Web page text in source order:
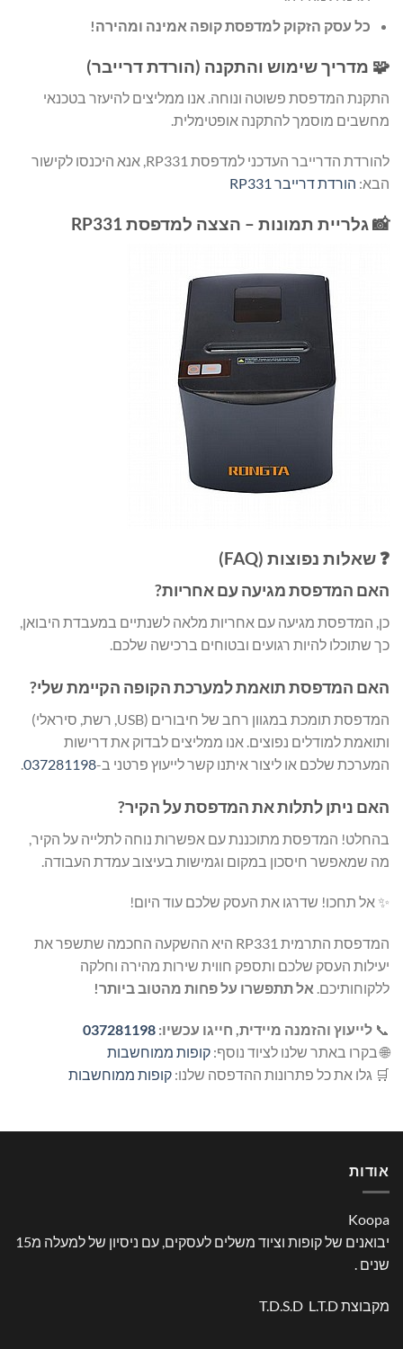
כל עסק הזקוק למדפסת קופה אמינה ומהירה!
🧩 מדריך שימוש והתקנה (הורדת דרייבר)
התקנת המדפסת פשוטה ונוחה. אנו ממליצים להיעזר בטכנאי
מחשבים מוסמך להתקנה אופטימלית.
להורדת הדרייבר העדכני למדפסת RP331, אנא היכנסו לקישור
הבא: הורדת דרייבר RP331
📸 גלריית תמונות – הצצה למדפסת RP331
❓ שאלות נפוצות (FAQ)
האם המדפסת מגיעה עם אחריות?
כן, המדפסת מגיעה עם אחריות מלאה לשנתיים במעבדת היבואן,
כך שתוכלו להיות רגועים ובטוחים ברכישה שלכם.
האם המדפסת תואמת למערכת הקופה הקיימת שלי?
המדפסת תומכת במגוון רחב של חיבורים (USB, רשת, סיראלי)
ותואמת למודלים נפוצים. אנו ממליצים לבדוק את דרישות
המערכת שלכם או ליצור איתנו קשר לייעוץ פרטני ב-037281198
.
האם ניתן לתלות את המדפסת על הקיר?
בהחלט! המדפסת מתוכננת עם אפשרות נוחה לתלייה על הקיר,
מה שמאפשר חיסכון במקום וגמישות בעיצוב עמדת העבודה.
✨ אל תחכו! שדרגו את העסק שלכם עוד היום!
המדפסת התרמית RP331 היא ההשקעה החכמה שתשפר את
יעילות העסק שלכם ותספק חווית שירות מהירה וחלקה
ללקוחותיכם. אל תתפשרו על פחות מהטוב ביותר!
📞 לייעוץ והזמנה מיידית, חייגו עכשיו: 037281198
🌐 בקרו באתר שלנו לציוד נוסף: קופות ממוחשבות
🛒 גלו את כל פתרונות ההדפסה שלנו: קופות ממוחשבות
אודות
Koopa
יבואנים של קופות וציוד משלים לעסקים, עם ניסיון של למעלה מ15
שנים .
מקבוצת T.D.S.D L.T.D